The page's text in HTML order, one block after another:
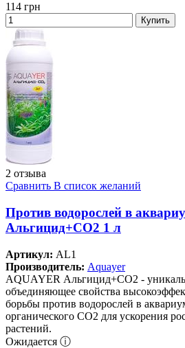
114 грн
Купить
2 отзыва
Сравнить В список желаний
Против водорослей в
Альгицид+СО2 1 л
Артикул: AL1
Производитель: Aquayer
AQUAYER Альгицид+СО2 -
объединяющее свойства
борьбы против водорослей в
органического СО2 для ускорения
растений.
Ожидается ⓘ